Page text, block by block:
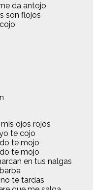
da antojo
son flojos
ojos rojos
te cojo
te mojo
te mojo
en tus nalgas
te tardas